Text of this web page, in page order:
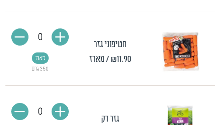
חטיפוני גזר
₪11.90 / מארז
350 גרם
מארז
0
גזר דק
0